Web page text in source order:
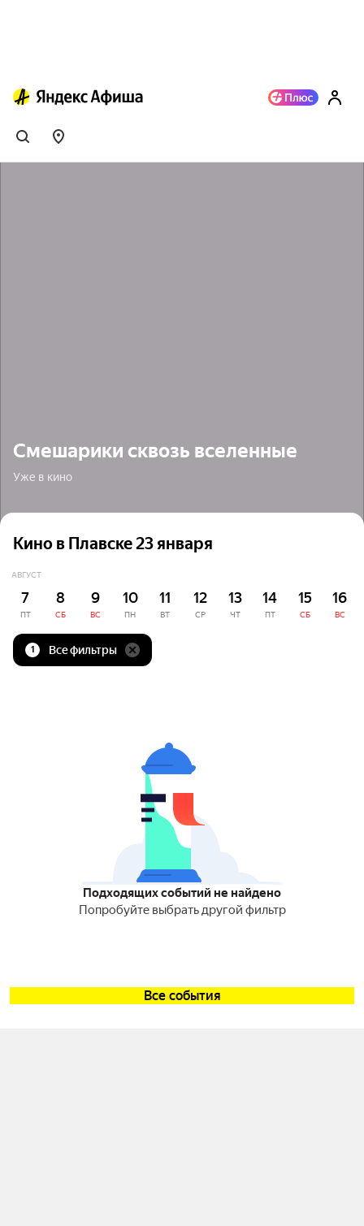
Смешарики сквозь вселенные
Уже в кино
Кино в Плавске 23 января
АВГУСТ
7
ПТ
8
СБ
9
ВС
10
ПН
11
ВТ
12
СР
13
ЧТ
14
ПТ
15
СБ
16
ВС
1 Все фильтры
Подходящих событий не найдено
Попробуйте выбрать другой фильтр
Все события